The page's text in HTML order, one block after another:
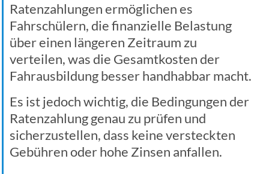
Ratenzahlungen ermöglichen es
Fahrschülern, die finanzielle Belastung
über einen längeren Zeitraum zu
verteilen, was die Gesamtkosten der
Fahrausbildung besser handhabbar macht.
Es ist jedoch wichtig, die Bedingungen der
Ratenzahlung genau zu prüfen und
sicherzustellen, dass keine versteckten
Gebühren oder hohe Zinsen anfallen.